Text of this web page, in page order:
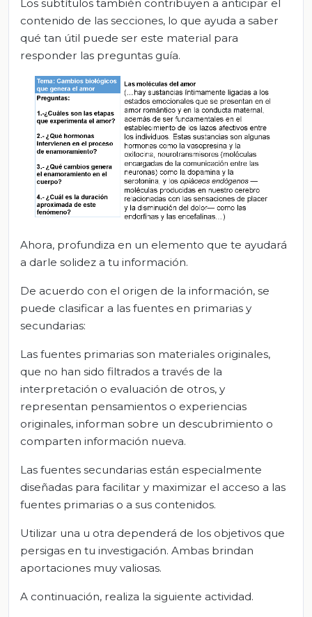
Los subtítulos también contribuyen a anticipar el
contenido de las secciones, lo que ayuda a saber
qué tan útil puede ser este material para
responder las preguntas guía.
Ahora, profundiza en un elemento que te ayudará
a darle solidez a tu información.
De acuerdo con el origen de la información, se
puede clasificar a las fuentes en primarias y
secundarias:
Las fuentes primarias son materiales originales,
que no han sido filtrados a través de la
interpretación o evaluación de otros, y
representan pensamientos o experiencias
originales, informan sobre un descubrimiento o
comparten información nueva.
Las fuentes secundarias están especialmente
diseñadas para facilitar y maximizar el acceso a las
fuentes primarias o a sus contenidos.
Utilizar una u otra dependerá de los objetivos que
persigas en tu investigación. Ambas brindan
aportaciones muy valiosas.
A continuación, realiza la siguiente actividad.